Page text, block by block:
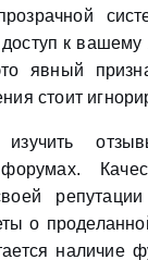
доступ к
явный
стоит
о
наличие